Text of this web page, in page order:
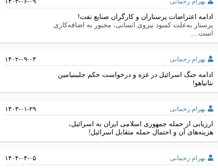
ادامه اعتراضات پرستاران و کارگران صنایع نفت!
پرستار به‌علت کمبود نیروی انسانی، مجبور به اضافه‌کاری
است.…
بهرام رحمانی ۱۴۰۲-۰۹-۰۳
ادامه جنگ اسرائیل در غزه و درخواست حکم جلببنیامین
نتانیاهو!
بهرام رحمانی ۱۴۰۳-۰۱-۲۹
ارزیابی از حمله جمهوری اسلامی ایران به اسرائیل،
هزینه‌های آن و احتمال حمله متقابل اسرائیل!
بهرام رحمانی ۱۴۰۴-۰۴-۰۵